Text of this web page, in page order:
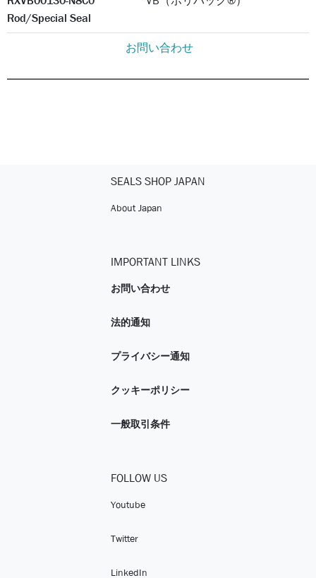
Rod/Special Seal
お問い合わせ
SEALS SHOP JAPAN
About Japan
IMPORTANT LINKS
お問い合わせ
法的通知
プライバシー通知
クッキーポリシー
一般取引条件
FOLLOW US
Youtube
Twitter
LinkedIn